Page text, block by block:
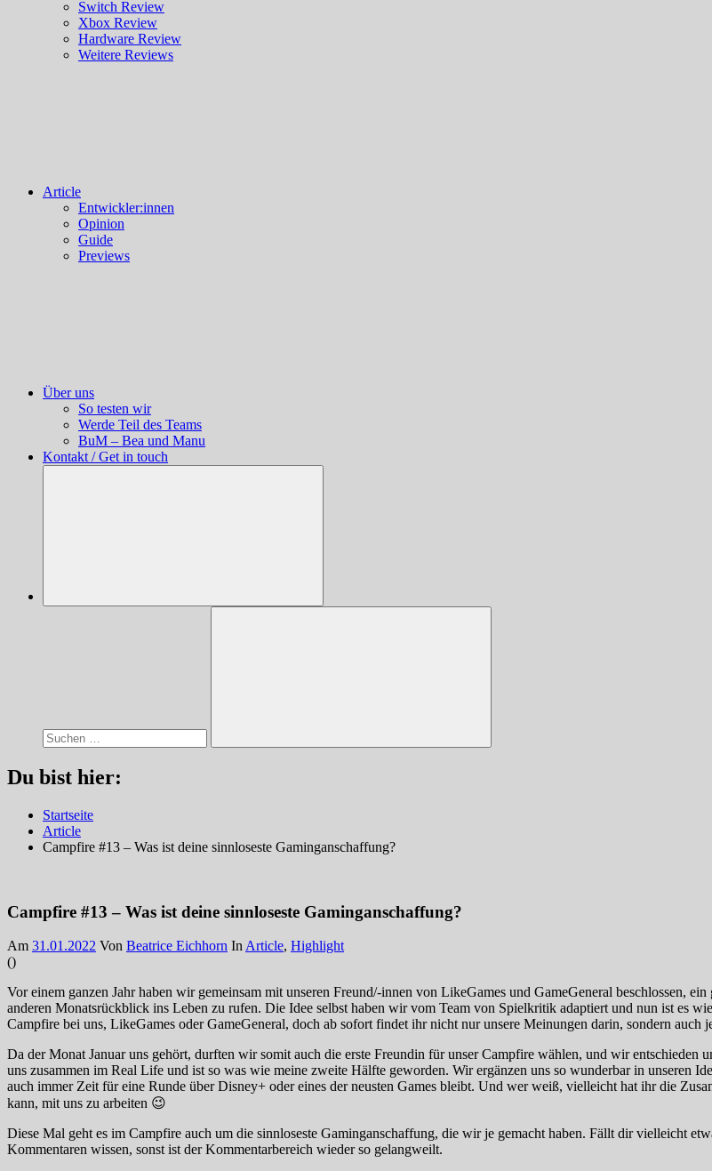
Switch Review
Xbox Review
Hardware Review
Weitere Reviews
Article
Entwickler:innen
Opinion
Guide
Previews
Über uns
So testen wir
Werde Teil des Teams
BuM – Bea und Manu
Kontakt / Get in touch
Suchen
Du bist hier:
Startseite
Article
Campfire #13 – Was ist deine sinnloseste Gaminganschaffung?
Campfire #13 – Was ist deine sinnloseste Gaminganschaffung?
Am 31.01.2022 Von Beatrice Eichhorn In Article, Highlight
()
Vor einem ganzen Jahr haben wir gemeinsam mit unseren Freund/-innen von LikeGames und GameGeneral beschlossen,
anderen Monatsrückblick ins Leben zu rufen. Die Idee selbst haben wir vom Team von Spielkritik adaptiert und nun ist es
Campfire bei uns, LikeGames oder GameGeneral, doch ab sofort findet ihr nicht nur unsere Meinungen darin, sondern auch
Da der Monat Januar uns gehört, durften wir somit auch die erste Freundin für unser Campfire wählen, und wir
uns zusammen im Real Life und ist so was wie meine zweite Hälfte geworden. Wir ergänzen uns so wunderbar in unseren
auch immer Zeit für eine Runde über Disney+ oder eines der neusten Games bleibt. Und wer weiß, vielleicht hat ihr die
kann, mit uns zu arbeiten 😉
Diese Mal geht es im Campfire auch um die sinnloseste Gaminganschaffung, die wir je gemacht haben. Fällt dir vielleicht
Kommentaren wissen, sonst ist der Kommentarbereich wieder so gelangweilt.